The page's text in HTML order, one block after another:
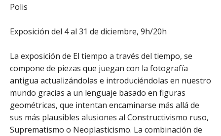
Polis
Exposición del 4 al 31 de diciembre, 9h/20h
La exposición de El tiempo a través del tiempo, se
compone de piezas que juegan con la fotografía
antigua actualizándolas e introduciéndolas en nuestro
mundo gracias a un lenguaje basado en figuras
geométricas, que intentan encaminarse más allá de
sus más plausibles alusiones al Constructivismo ruso,
Suprematismo o Neoplasticismo. La combinación de